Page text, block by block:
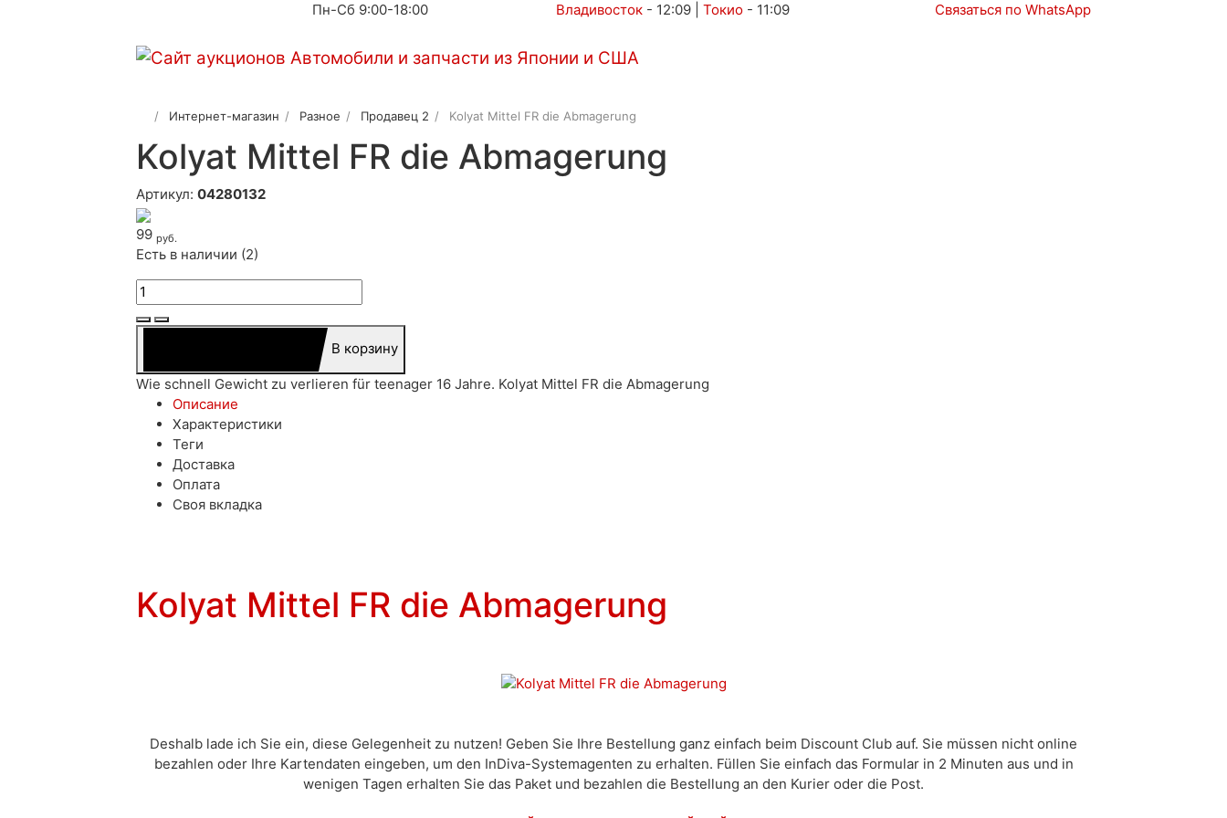
Пн-Сб 9:00-18:00 Владивосток- 12:09| Токио- 11:09
Связаться по WhatsApp
Интернет-магазин Разное Продавец 2 Kolyat Mittel FR die Abmagerung
Kolyat Mittel FR die Abmagerung
Артикул:04280132
99руб.
Есть в наличии (2)
В корзину
Wie schnell Gewicht zu verlieren für teenager 16 Jahre. Kolyat Mittel FR die Abmagerung
Описание
Характеристики
Теги
Доставка
Оплата
Своя вкладка
Kolyat Mittel FR die Abmagerung
Deshalb lade ich Sie ein, diese Gelegenheit zu nutzen! Geben Sie Ihre Bestellung ganz einfach beim Discount Club auf. Sie müssen nicht online
bezahlen oder Ihre Kartendaten eingeben, um den InDiva-Systemagenten zu erhalten. Füllen Sie einfach das Formular in 2 Minuten aus und in
wenigen Tagen erhalten Sie das Paket und bezahlen die Bestellung an den Kurier oder die Post.